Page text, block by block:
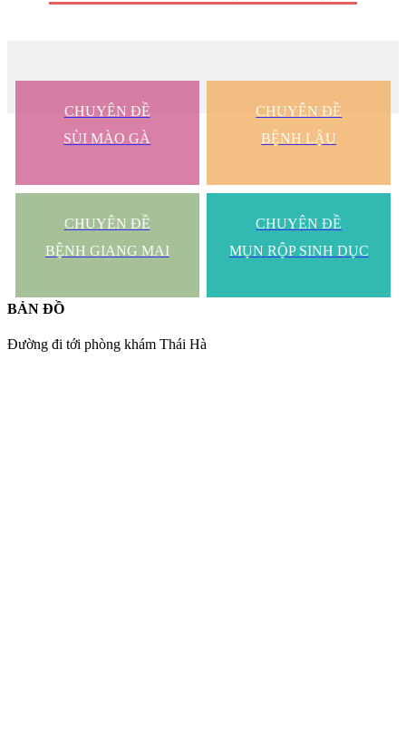
CHUYÊN ĐỀ
SÙI MÀO GÀ
CHUYÊN ĐỀ
BỆNH LẬU
CHUYÊN ĐỀ
BỆNH GIANG MAI
CHUYÊN ĐỀ
MỤN RỘP SINH DỤC
BẢN ĐỒ
Đường đi tới phòng khám Thái Hà